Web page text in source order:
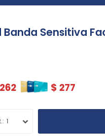
Banda Sensitiva
262 $ 277
1